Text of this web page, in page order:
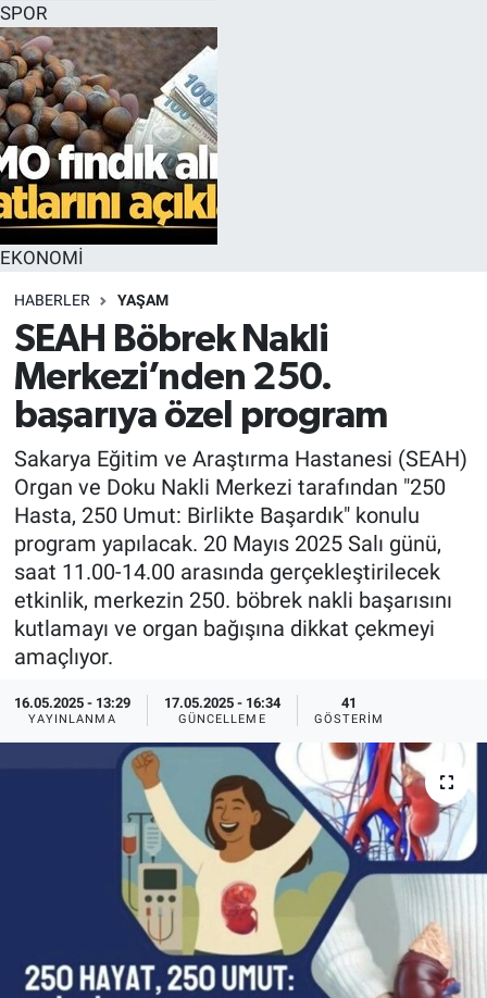
SPOR
EKONOMİ
HABERLER YAŞAM
SEAH Böbrek Nakli
Merkezi’nden 250.
başarıya özel program
Sakarya Eğitim ve Araştırma Hastanesi (SEAH)
Organ ve Doku Nakli Merkezi tarafından "250
Hasta, 250 Umut: Birlikte Başardık" konulu
program yapılacak. 20 Mayıs 2025 Salı günü,
saat 11.00-14.00 arasında gerçekleştirilecek
etkinlik, merkezin 250. böbrek nakli başarısını
kutlamayı ve organ bağışına dikkat çekmeyi
amaçlıyor.
16.05.2025 - 13:29
YAYINLANMA
17.05.2025 - 16:34
GÜNCELLEME
41
GÖSTERIM